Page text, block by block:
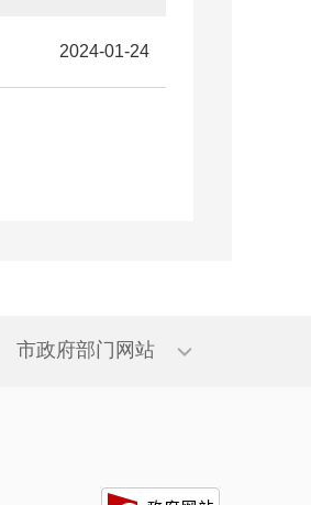
2024-01-24
市政府部门网站